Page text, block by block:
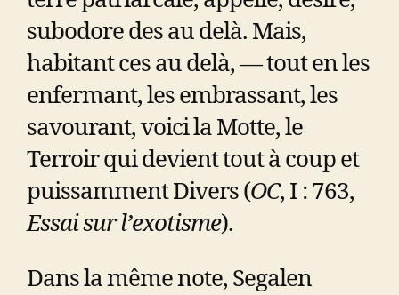
subodore des au delà. Mais,
habitant ces au delà, — tout en les
enfermant, les embrassant, les
savourant, voici la Motte, le
Terroir qui devient tout à coup et
puissamment Divers (OC, I : 763,
Essai sur l’exotisme).
Dans la même note, Segalen